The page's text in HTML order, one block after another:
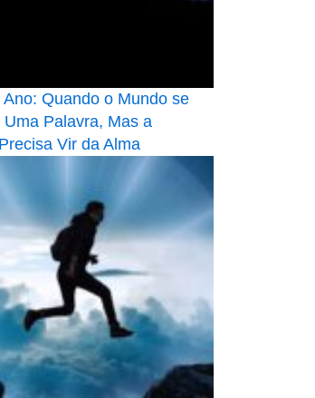
Ano: Quando o Mundo se
Uma Palavra, Mas a
Vir da Alma